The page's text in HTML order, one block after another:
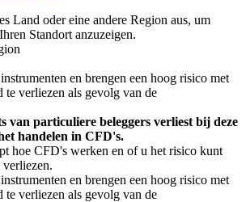
Land oder eine andere Region aus, um
Standort anzuzeigen.
en brengen een hoog risico met
te verliezen als gevolg van de
van particuliere beleggers verliest bij deze
handelen in CFD's.
hoe CFD's werken en of u het risico kunt
en brengen een hoog risico met
te verliezen als gevolg van de